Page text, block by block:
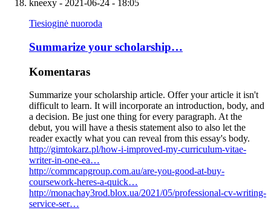
kneexy - 2021-06-24 - 18:05
Tiesioginė nuoroda
Summarize your scholarship…
Komentaras
Summarize your scholarship article. Offer your article it isn't
difficult to learn. It will incorporate an introduction, body, and
a decision. Be just one thing for every paragraph. At the
debut, you will have a thesis statement also to also let the
reader exactly what you can reveal from this essay's body.
http://gimtokarz.pl/how-i-improved-my-curriculum-vitae-
writer-in-one-ea…
http://commcapgroup.com.au/are-you-good-at-buy-
coursework-heres-a-quick…
http://monachay3rod.blox.ua/2021/05/professional-cv-writing-
service-ser…